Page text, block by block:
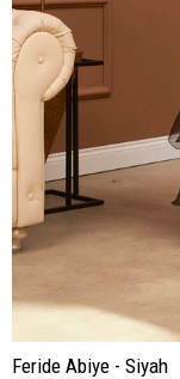
Feride Abiye - Siyah